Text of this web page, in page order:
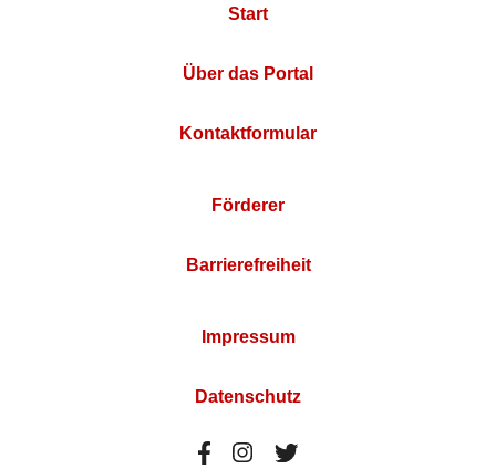
Start
Über das Portal
Kontaktformular
Förderer
Barrierefreiheit
Impressum
Datenschutz